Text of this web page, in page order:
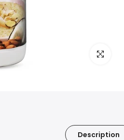
Haz clic
Description